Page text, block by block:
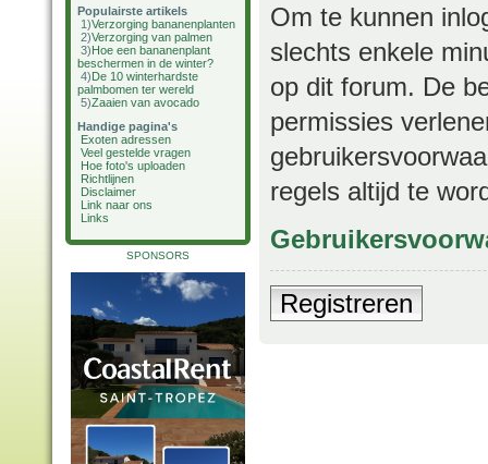
Populairste artikels
1)Verzorging bananenplanten
2)Verzorging van palmen
3)Hoe een bananenplant
beschermen in de winter?
4)De 10 winterhardste
palmbomen ter wereld
5)Zaaien van avocado
Handige pagina's
Exoten adressen
Veel gestelde vragen
Hoe foto's uploaden
Richtlijnen
Disclaimer
Link naar ons
Links
SPONSORS
Om te kunnen
slechts enkele
op dit forum. De
permissies
regels altijd te
Registreren